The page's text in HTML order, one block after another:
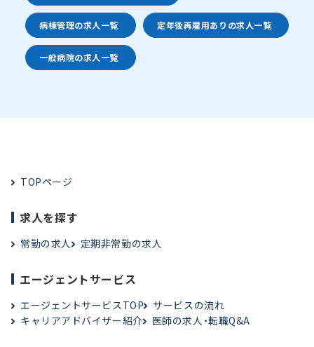
病棟管理の求人一覧 定年後再雇用ありの求人一覧
一般病院の求人一覧
TOPページ
求人を探す
常勤の求人 定期非常勤の求人
エージェントサービス
エージェントサービスTOP
サービスの流れ
キャリアアドバイザー紹介
医師の求人・転職Q&A